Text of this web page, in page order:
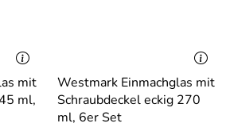
mit
ml,
Westmark Einmachglas mit
Schraubdeckel eckig 270
ml, 6er Set